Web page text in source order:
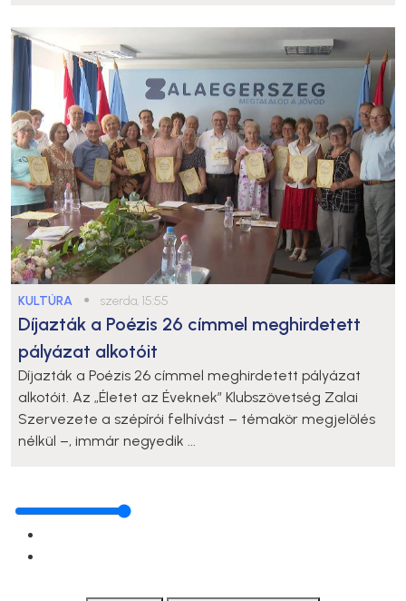
KULTÚRA ● szerda, 15:55
Díjazták a Poézis 26 címmel meghirdetett
pályázat alkotóit
Díjazták a Poézis 26 címmel meghirdetett pályázat
alkotóit. Az „Életet az Éveknek” Klubszövetség Zalai
Szervezete a szépírói felhívást – témakör megjelölés
nélkül –, immár negyedik ...